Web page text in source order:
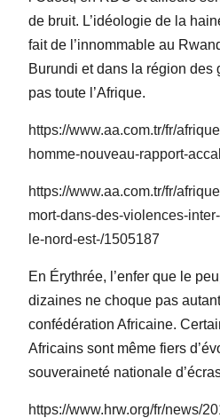
de bruit. L’idéologie de la
fait de l’innommable au
Burundi et dans la région des
pas toute l’Afrique.
https://www.aa.com.tr/fr/
homme-nouveau-rapport-
https://www.aa.com.tr/fr/
mort-dans-des-violences-
le-nord-est-/1505187
En Érythrée, l’enfer que le
dizaines ne choque pas
confédération Africaine.
Africains sont même fiers
souveraineté nationale
https://www.hrw.org/fr/news/